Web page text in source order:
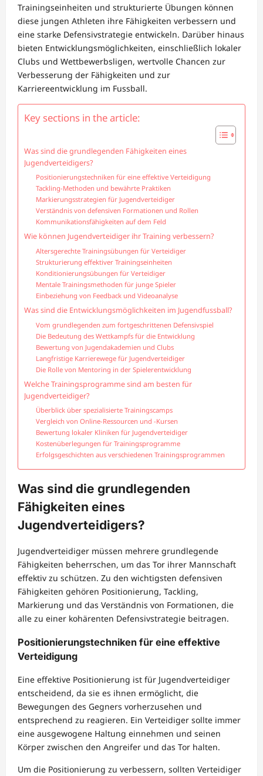
Trainingseinheiten und strukturierte Übungen können
diese jungen Athleten ihre Fähigkeiten verbessern und
eine starke Defensivstrategie entwickeln. Darüber hinaus
bieten Entwicklungsmöglichkeiten, einschließlich lokaler
Clubs und Wettbewerbsligen, wertvolle Chancen zur
Verbesserung der Fähigkeiten und zur
Karriereentwicklung im Fussball.
Key sections in the article:
Was sind die grundlegenden Fähigkeiten eines
Jugendverteidigers?
Positionierungstechniken für eine effektive Verteidigung
Tackling-Methoden und bewährte Praktiken
Markierungsstrategien für Jugendverteidiger
Verständnis von defensiven Formationen und Rollen
Kommunikationsfähigkeiten auf dem Feld
Wie können Jugendverteidiger ihr Training verbessern?
Altersgerechte Trainingsübungen für Verteidiger
Strukturierung effektiver Trainingseinheiten
Konditionierungsübungen für Verteidiger
Mentale Trainingsmethoden für junge Spieler
Einbeziehung von Feedback und Videoanalyse
Was sind die Entwicklungsmöglichkeiten im Jugendfussball?
Vom grundlegenden zum fortgeschrittenen Defensivspiel
Die Bedeutung des Wettkampfs für die Entwicklung
Bewertung von Jugendakademien und Clubs
Langfristige Karrierewege für Jugendverteidiger
Die Rolle von Mentoring in der Spielerentwicklung
Welche Trainingsprogramme sind am besten für
Jugendverteidiger?
Überblick über spezialisierte Trainingscamps
Vergleich von Online-Ressourcen und -Kursen
Bewertung lokaler Kliniken für Jugendverteidiger
Kostenüberlegungen für Trainingsprogramme
Erfolgsgeschichten aus verschiedenen Trainingsprogrammen
Was sind die grundlegenden
Fähigkeiten eines
Jugendverteidigers?
Jugendverteidiger müssen mehrere grundlegende
Fähigkeiten beherrschen, um das Tor ihrer Mannschaft
effektiv zu schützen. Zu den wichtigsten defensiven
Fähigkeiten gehören Positionierung, Tackling,
Markierung und das Verständnis von Formationen, die
alle zu einer kohärenten Defensivstrategie beitragen.
Positionierungstechniken für eine effektive
Verteidigung
Eine effektive Positionierung ist für Jugendverteidiger
entscheidend, da sie es ihnen ermöglicht, die
Bewegungen des Gegners vorherzusehen und
entsprechend zu reagieren. Ein Verteidiger sollte immer
eine ausgewogene Haltung einnehmen und seinen
Körper zwischen den Angreifer und das Tor halten.
Um die Positionierung zu verbessern, sollten Verteidiger